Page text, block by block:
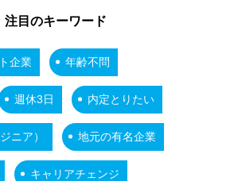
注目のキーワード
企業 年齢不問
週休3日 内定とりたい
ニア） 地元の有名企業
キャリアチェンジ